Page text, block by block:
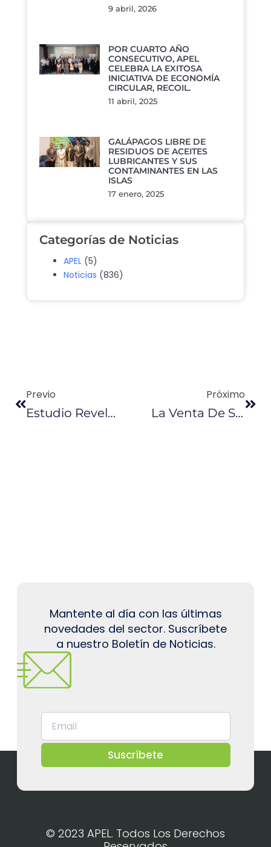
9 abril, 2026
POR CUARTO AÑO
CONSECUTIVO, APEL
CELEBRA LA EXITOSA
INICIATIVA DE ECONOMÍA
CIRCULAR, RECOIL.
11 abril, 2025
GALÁPAGOS LIBRE DE
RESIDUOS DE ACEITES
LUBRICANTES Y SUS
CONTAMINANTES EN LAS
ISLAS
17 enero, 2025
Categorías de Noticias
APEL (5)
Noticias (836)
Previo
Estudio Revela Abuso De La Contratación Bajo Figura De Régimen Especial
Próximo
La Venta De Súper Bajó Hasta El 70% En Las Provincias De La Costa
Mantente al día con las últimas
novedades del sector. Suscríbete
a nuestro Boletín de Noticias.
Suscríbete
© 2023 APEL. Todos Los Derechos